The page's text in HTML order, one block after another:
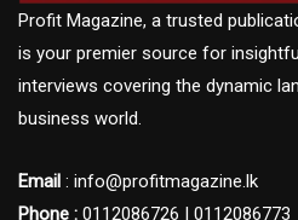
Profit Magazine, a trusted
is your premier source for
interviews covering the dynamic
business world.
Email : info@profitmagazine.lk
Phone : 0112086726 | 0112086773